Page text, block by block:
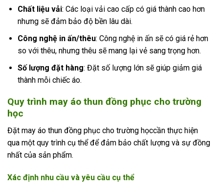
Chất liệu vải: Các loại vải cao cấp có giá thành cao hơn
nhưng sẽ đảm bảo độ bền lâu dài.
Công nghệ in ấn/thêu: Công nghệ in ấn sẽ có giá rẻ hơn
so với thêu, nhưng thêu sẽ mang lại vẻ sang trọng hơn.
Số lượng đặt hàng: Đặt số lượng lớn sẽ giúp giảm giá
thành mỗi chiếc áo.
Quy trình may áo thun đồng phục cho trường
học
Đặt may áo thun đồng phục cho trường họccần thực hiện
qua một quy trình cụ thể để đảm bảo chất lượng và sự đồng
nhất của sản phẩm.
Xác định nhu cầu và yêu cầu cụ thể